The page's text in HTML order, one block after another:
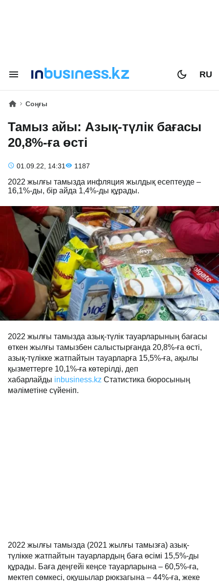
RU
Соңғы
Тамыз айы: Азық-түлік бағасы
20,8%-ға өсті
01.09.22, 14:31 1187
2022 жылғы тамызда инфляция жылдық есептеуде –
16,1%-ды, бір айда 1,4%-ды құрады.
2022 жылғы тамызда азық-түлік тауарларының бағасы
өткен жылғы тамызбен салыстырғанда 20,8%-ға өсті,
азық-түлікке жатпайтын тауарларға 15,5%-ға, ақылы
қызметтерге 10,1%-ға көтерілді, деп
хабарлайды inbusiness.kz Статистика бюросының
мәліметіне сүйеніп.
2022 жылғы тамызда (2021 жылғы тамызға) азық-
түлікке жатпайтын тауарлардың баға өсімі 15,5%-ды
құрады. Баға деңгейі кеңсе тауарларына – 60,5%-ға,
мектеп сөмкесі, оқушылар рюкзагына – 44%-ға, жеке